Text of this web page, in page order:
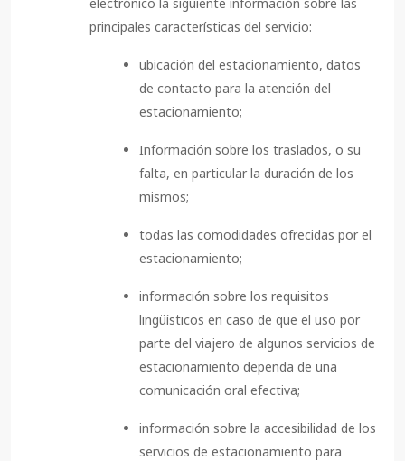
electrónico la siguiente información sobre las
principales características del servicio:
ubicación del estacionamiento, datos
de contacto para la atención del
estacionamiento;
Información sobre los traslados, o su
falta, en particular la duración de los
mismos;
todas las comodidades ofrecidas por el
estacionamiento;
información sobre los requisitos
lingüísticos en caso de que el uso por
parte del viajero de algunos servicios de
estacionamiento dependa de una
comunicación oral efectiva;
información sobre la accesibilidad de los
servicios de estacionamiento para